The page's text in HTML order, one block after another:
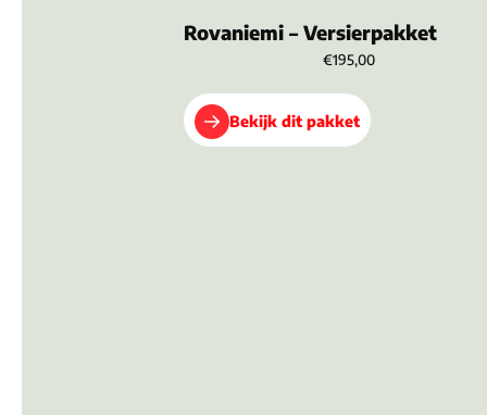
Rovaniemi – Versierpakket
€195,00
Bekijk dit pakket